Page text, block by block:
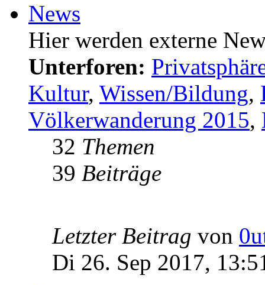
News
Hier werden externe
Unterforen:
Kultur, Wissen/Bildung,
Völkerwanderung 2015,
32 Themen
39 Beiträge
Letzter Beitrag von
Di 26. Sep 2017,